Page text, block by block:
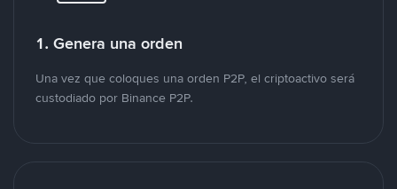
1. Genera una orden
Una vez que coloques una orden P2P, el criptoactivo será
custodiado por Binance P2P.